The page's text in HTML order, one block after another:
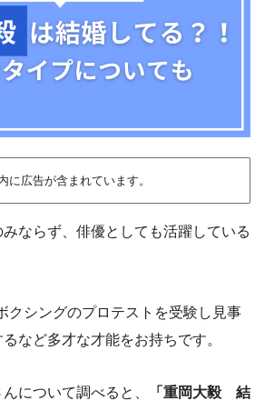
に広告が含まれています。
ならず、俳優としても活躍している
シングのプロテストを受験し見事
など多才な才能をお持ちです。
について調べると、
「重岡大毅 結